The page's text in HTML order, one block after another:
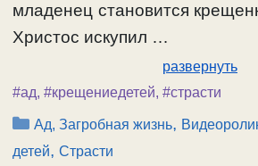
младенец становится
Христос искупил …
развернуть
#ад, #крещениедетей, #страсти
Рубрики
Ад, Загробная жизнь,
детей, Страсти